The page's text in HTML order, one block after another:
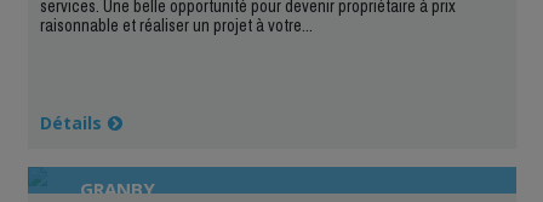
services. Une belle opportunité pour devenir propriétaire à prix
raisonnable et réaliser un projet à votre...
Détails
GRANBY